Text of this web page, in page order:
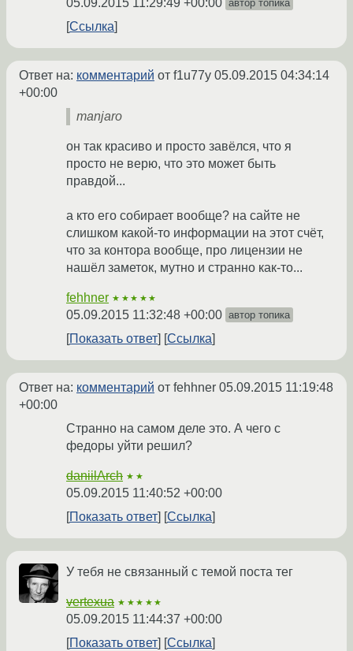
05.09.2015 11:29:49 +00:00 автор топика
Ссылка
Ответ на: комментарий от f1u77y 05.09.2015 04:34:14
+00:00
manjaro
он так красиво и просто завёлся, что я
просто не верю, что это может быть
правдой...
а кто его собирает вообще? на сайте не
слишком какой-то информации на этот счёт,
что за контора вообще, про лицензии не
нашёл заметок, мутно и странно как-то...
fehhner ★★★★★
05.09.2015 11:32:48 +00:00 автор топика
Показать ответ Ссылка
Ответ на: комментарий от fehhner 05.09.2015 11:19:48
+00:00
Странно на самом деле это. А чего с
федоры уйти решил?
daniilArch ★★
05.09.2015 11:40:52 +00:00
Показать ответ
Ссылка
У тебя не связанный с темой поста тег
vertexua ★★★★★
05.09.2015 11:44:37 +00:00
Показать ответ
Ссылка